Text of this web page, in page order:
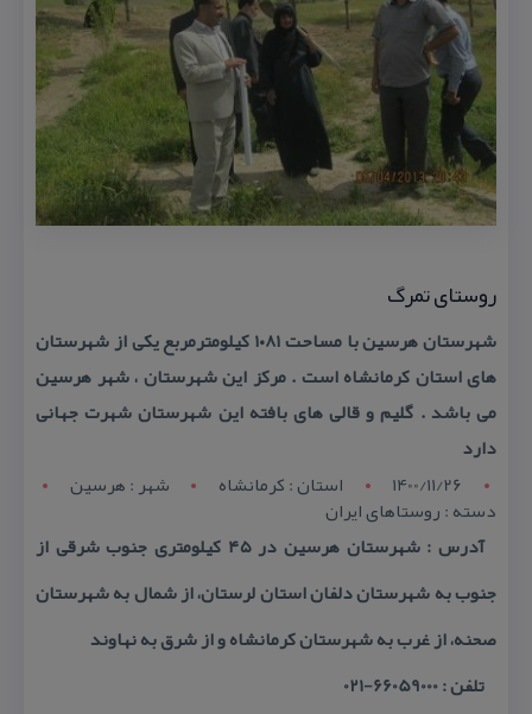
روستای تمرگ
شهرستان هرسین با مساحت ۱۰۸۱ كیلومترمربع یكی از شهرستان
های استان كرمانشاه است . مركز این شهرستان ، شهر هرسین
می باشد . گلیم و قالی های بافته این شهرستان شهرت جهانی
دارد
1400/11/26
استان : کرمانشاه شهر : هرسين
دسته : روستاهای ایران
آدرس : شهرستان هرسین در ۴۵ كیلومتری جنوب شرقی از
جنوب به شهرستان دلفان استان لرستان، از شمال به شهرستان
صحنه، از غرب به شهرستان كرمانشاه و از شرق به نهاوند
تلفن : 66059000-021